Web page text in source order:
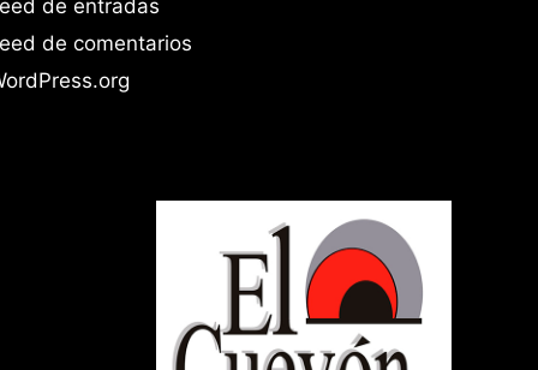
de entradas
de comentarios